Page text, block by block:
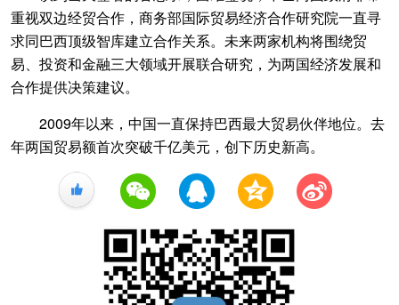
重视双边经贸合作，商务部国际贸易经济合作研究院一直寻
求同巴西顶级智库建立合作关系。未来两家机构将围绕贸
易、投资和金融三大领域开展联合研究，为两国经济发展和
合作提供决策建议。
2009年以来，中国一直保持巴西最大贸易伙伴地位。去
年两国贸易额首次突破千亿美元，创下历史新高。
+1